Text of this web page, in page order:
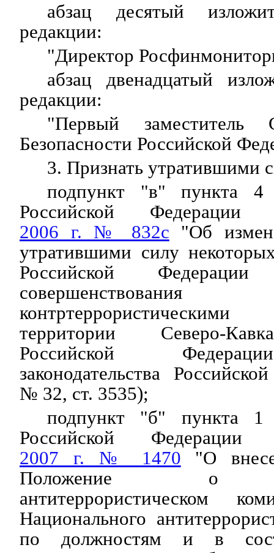
абзац десятый
редакции:
"Директор
абзац двенадцатый
редакции:
"Первый заместитель
Безопасности Российской
3. Признать утратившими
подпункт "в" пункта 4
Российской
2006 г. № 832с "Об
утратившими силу
Российской
территории Северо-
Российской
законодательства
№ 32, ст. 3535);
подпункт "б" пункта 1
Российской
2007 г. № 1470 "О
Положение о
антитеррористическом
Национального
по должностям и в